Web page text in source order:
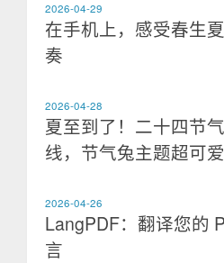
2026-04-29
在手机上，感受春生
奏
2026-04-28
夏至到了！二十四节
线，节气兔主题超可爱
2026-04-26
LangPDF：翻译您的
言